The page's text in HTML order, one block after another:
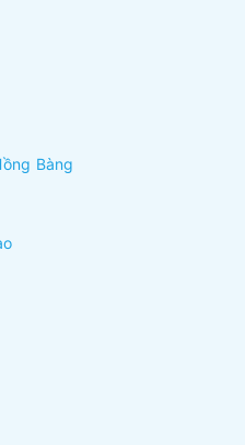
Bàng